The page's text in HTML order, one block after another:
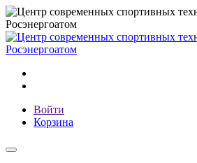
Войти
Корзина